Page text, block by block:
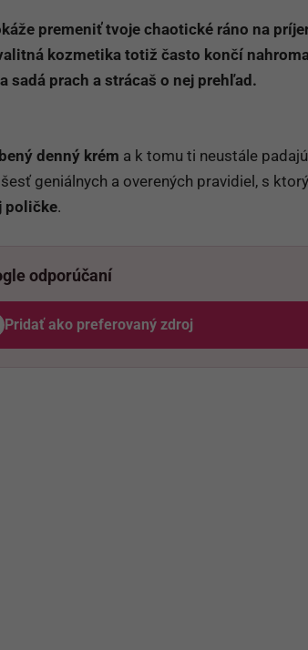
premeniť tvoje chaotické ráno na
kozmetika totiž často končí
sadá prach a strácaš o nej prehľad.
denný krém a k tomu ti neustále
geniálnych a overených pravidiel, s
poličke.
odporúčaní
Pridať ako preferovaný zdroj
Odzadu, odkaz sa otvorí v novom